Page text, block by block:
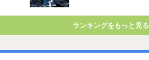
ランキングをもっと見る